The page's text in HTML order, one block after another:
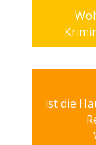
ist die